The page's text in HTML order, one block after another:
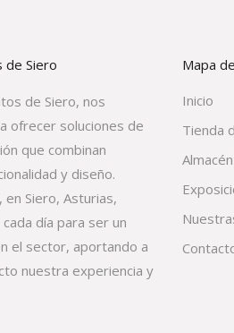
de Siero
de Siero, nos
ofrecer soluciones de
que combinan
y diseño.
en Siero, Asturias,
día para ser un
el sector, aportando a
nuestra experiencia y
Mapa
Inicio
Tienda